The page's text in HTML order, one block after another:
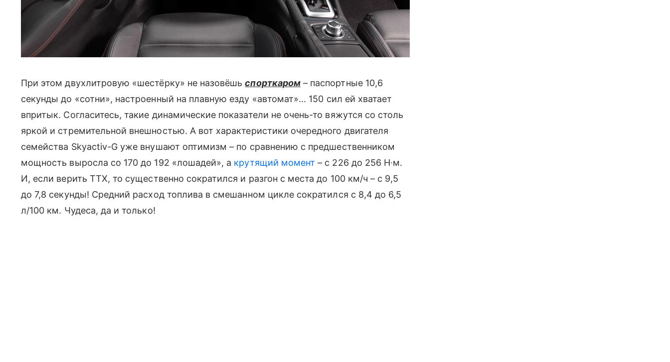
При этом двухлитровую «шестёрку» не назовёшьспорткаром– паспортные 10,6
секунды до «сотни», настроенный на плавную езду «автомат»... 150 сил ей хватает
впритык. Согласитесь, такие динамические показатели не очень-то вяжутся со столь
яркой и стремительной внешностью. А вот характеристики очередного двигателя
семейства Skyactiv-G уже внушают оптимизм – по сравнению с предшественником
мощность выросла со 170 до 192 «лошадей», а крутящий момент – с 226 до 256 Н∙м.
И, если верить ТТХ, то существенно сократился и разгон с места до 100 км/ч – с 9,5
до 7,8 секунды! Средний расход топлива в смешанном цикле сократился с 8,4 до 6,5
л/100 км. Чудеса, да и только!